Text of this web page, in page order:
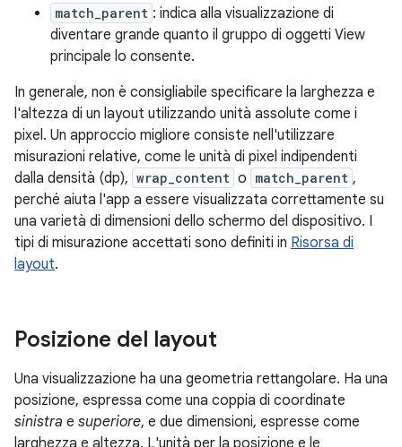
match_parent : indica alla visualizzazione di
diventare grande quanto il gruppo di oggetti View
principale lo consente.
In generale, non è consigliabile specificare la larghezza e
l'altezza di un layout utilizzando unità assolute come i
pixel. Un approccio migliore consiste nell'utilizzare
misurazioni relative, come le unità di pixel indipendenti
dalla densità (dp), wrap_content o match_parent ,
perché aiuta l'app a essere visualizzata correttamente su
una varietà di dimensioni dello schermo del dispositivo. I
tipi di misurazione accettati sono definiti in Risorsa di
layout.
Posizione del layout
Una visualizzazione ha una geometria rettangolare. Ha una
posizione, espressa come una coppia di coordinate
sinistra e superiore, e due dimensioni, espresse come